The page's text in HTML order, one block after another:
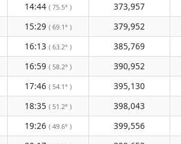
14:44 ( 75.5° ) 373,957
15:29 ( 69.1° ) 379,952
16:13 ( 63.2° ) 385,769
16:59 ( 58.2° ) 390,952
17:46 ( 54.1° ) 395,130
18:35 ( 51.2° ) 398,043
19:26 ( 49.6° ) 399,556